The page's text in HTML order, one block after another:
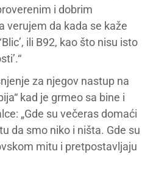
i dobrim
verujem da kada se kaže
ili B92, kao što nisu isto
za njegov nastup na
kad je grmeo sa bine i
„Gde su večeras domaći
da smo niko i ništa. Gde su
mitu i pretpostavljaju